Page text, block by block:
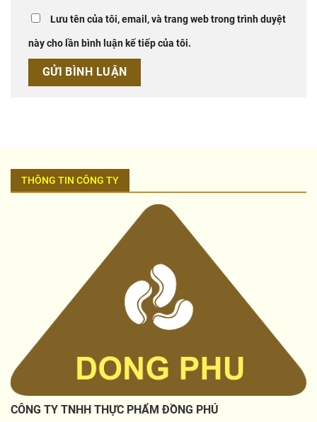
Lưu tên của tôi, email, và trang web trong trình duyệt
này cho lần bình luận kế tiếp của tôi.
THÔNG TIN CÔNG TY
CÔNG TY TNHH THỰC PHẨM ĐỒNG PHÚ